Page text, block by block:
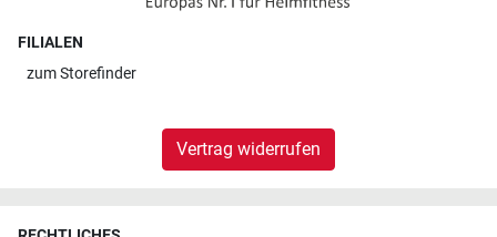
FILIALEN
zumStorefinder
Vertrag widerrufen